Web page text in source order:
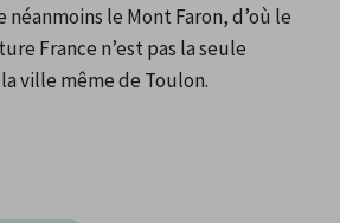
le Mont Faron, d’où le
France n’est pas la seule
ville même de Toulon.